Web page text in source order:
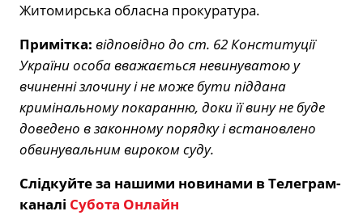
Житомирська обласна прокуратура.
Примітка: відповідно до ст. 62 Конституції
України особа вважається невинуватою у
вчиненні злочину і не може бути піддана
кримінальному покаранню, доки її вину не буде
доведено в законному порядку і встановлено
обвинувальним вироком суду.
Слідкуйте за нашими новинами в Телеграм-
каналі Субота Онлайн